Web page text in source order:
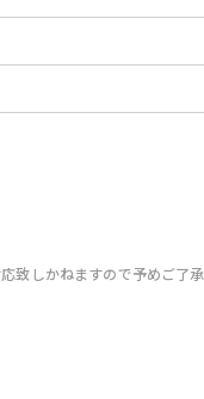
致しかねますので予めご了承